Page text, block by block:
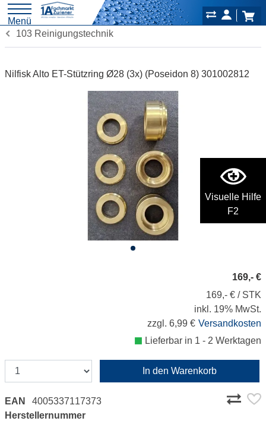
Visuelle Hilfe
F2
Menü
103 Reinigungstechnik
Nilfisk Alto ET-Stützring Ø28 (3x) (Poseidon 8) 301002812
169,- €
169,- € / STK
inkl. 19% MwSt.
zzgl. 6,99 € Versandkosten
Lieferbar in 1 - 2 Werktagen
In den Warenkorb
EAN
4005337117373
Herstellernummer